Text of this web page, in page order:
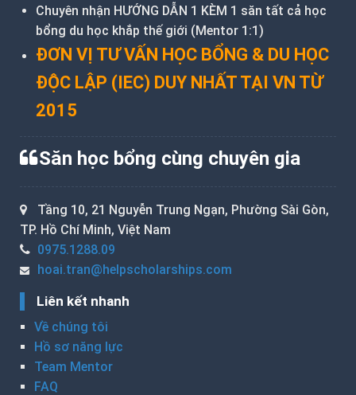
Chuyên nhận HƯỚNG DẪN 1 KÈM 1 săn tất cả học
bổng du học khắp thế giới (Mentor 1:1)
ĐƠN VỊ TƯ VẤN HỌC BỔNG & DU HỌC
ĐỘC LẬP (IEC) DUY NHẤT TẠI VN TỪ
2015
Săn học bổng cùng chuyên gia
Tầng 10, 21 Nguyễn Trung Ngạn, Phường Sài Gòn,
TP. Hồ Chí Minh, Việt Nam
0975.1288.09
hoai.tran@helpscholarships.com
Liên kết nhanh
Về chúng tôi
Hồ sơ năng lực
Team Mentor
FAQ